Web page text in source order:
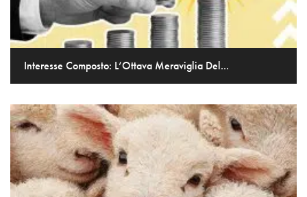
Interesse Composto: L’Ottava Meraviglia Del...